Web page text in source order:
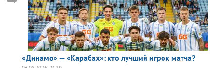
«Динамо» — «Карабах»: кто лучший игрок матча?